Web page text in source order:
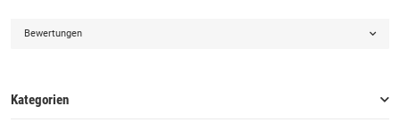
Bewertungen
Kategorien